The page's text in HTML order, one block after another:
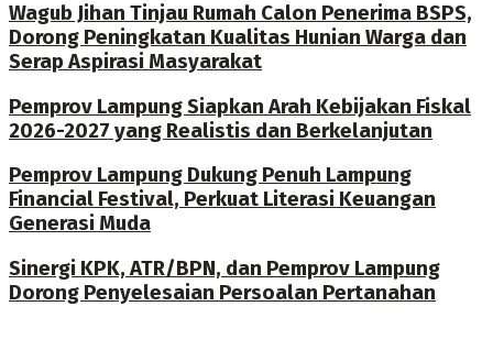
Wagub Jihan Tinjau Rumah Calon Penerima BSPS,
Dorong Peningkatan Kualitas Hunian Warga dan
Serap Aspirasi Masyarakat
Pemprov Lampung Siapkan Arah Kebijakan Fiskal
2026-2027 yang Realistis dan Berkelanjutan
Pemprov Lampung Dukung Penuh Lampung
Financial Festival, Perkuat Literasi Keuangan
Generasi Muda
Sinergi KPK, ATR/BPN, dan Pemprov Lampung
Dorong Penyelesaian Persoalan Pertanahan